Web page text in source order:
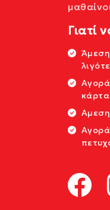
Γιατί